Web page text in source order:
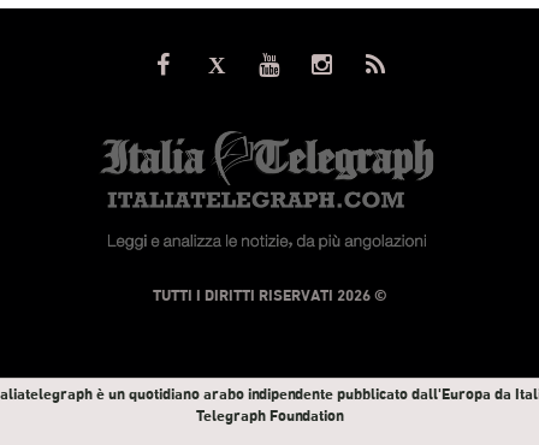
© TUTTI I DIRITTI RISERVATI 2026
è un quotidiano arabo indipendente pubblicato dall'Europa da
Telegraph Foundation